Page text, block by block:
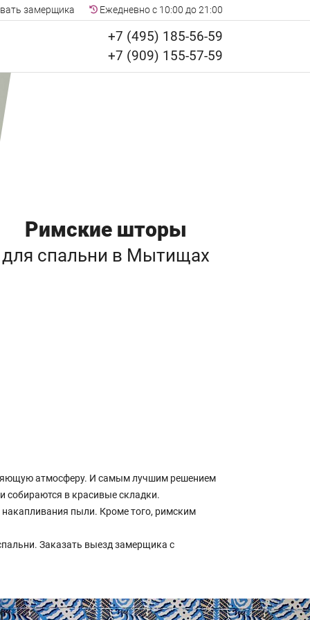
замерщика Ежедневно с 10:00 до 21:00
+7 (495) 185-56-59
+7 (909) 155-57-59
Римские шторы
для спальни в Мытищах
атмосферу. И самым лучшим решением
собираются в красивые складки.
пыли. Кроме того, римским
Заказать выезд замерщика с